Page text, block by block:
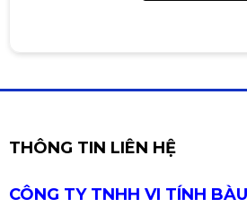
Hộp mực thay thế
Hộp
Hộp
THÔNG TIN LIÊN HỆ
CÔNG TY TNHH VI TÍNH